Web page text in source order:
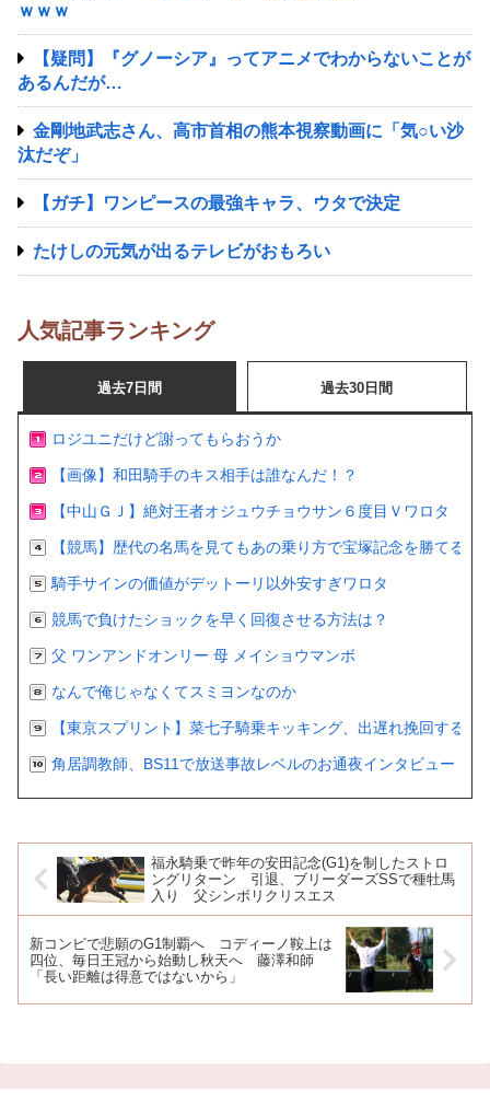
ｗｗｗ
【疑問】『グノーシア』ってアニメでわからないことが
あるんだが…
金剛地武志さん、高市首相の熊本視察動画に「気○い沙
汰だぞ」
【ガチ】ワンピースの最強キャラ、ウタで決定
たけしの元気が出るテレビがおもろい
人気記事ランキング
過去7日間 過去30日間
ロジユニだけど謝ってもらおうか
【画像】和田騎手のキス相手は誰なんだ！？
【中山ＧＪ】絶対王者オジュウチョウサン６度目Ｖワロタ
【競馬】歴代の名馬を見てもあの乗り方で宝塚記念を勝てる
騎手サインの価値がデットーリ以外安すぎワロタ
競馬で負けたショックを早く回復させる方法は？
父 ワンアンドオンリー 母 メイショウマンボ
なんで俺じゃなくてスミヨンなのか
【東京スプリント】菜七子騎乗キッキング、出遅れ挽回するも
角居調教師、BS11で放送事故レベルのお通夜インタビュー
福永騎乗で昨年の安田記念(G1)を制したストロ
ングリターン 引退、ブリーダーズSSで種牡馬
入り 父シンボリクリスエス
新コンビで悲願のG1制覇へ コディーノ鞍上は
四位、毎日王冠から始動し秋天へ 藤澤和師
「長い距離は得意ではないから」